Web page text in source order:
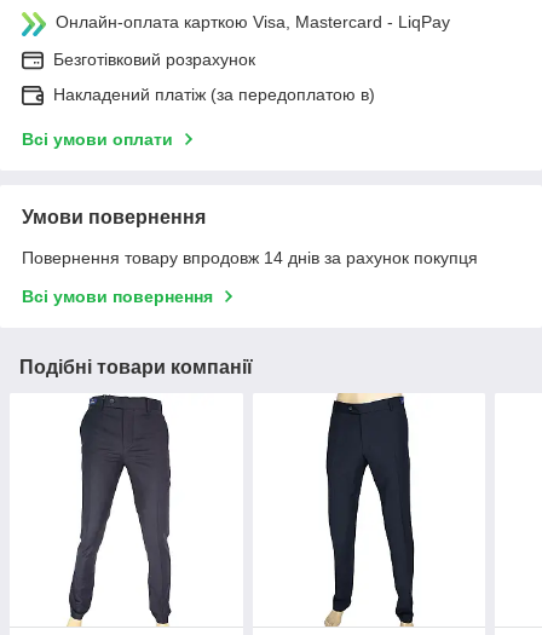
Онлайн-оплата карткою Visa, Mastercard - LiqPay
Безготівковий розрахунок
Накладений платіж (за передоплатою в)
Всі умови оплати
Умови повернення
Повернення товару впродовж 14 днів за рахунок покупця
Всі умови повернення
Подібні товари компанії